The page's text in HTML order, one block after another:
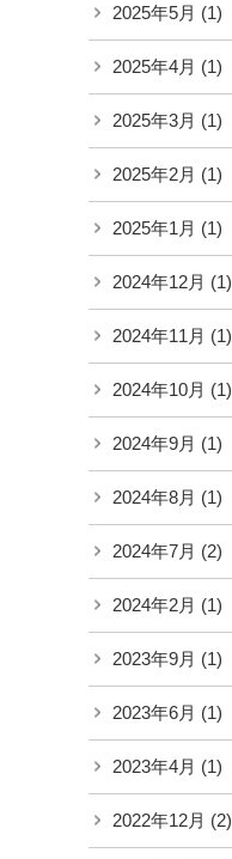
2025年5月 (1)
2025年4月 (1)
2025年3月 (1)
2025年2月 (1)
2025年1月 (1)
2024年12月 (1)
2024年11月 (1)
2024年10月 (1)
2024年9月 (1)
2024年8月 (1)
2024年7月 (2)
2024年2月 (1)
2023年9月 (1)
2023年6月 (1)
2023年4月 (1)
2022年12月 (2)